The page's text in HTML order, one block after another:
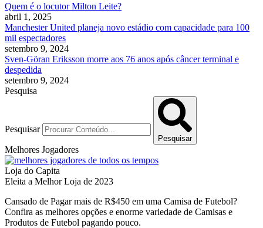
Quem é o locutor Milton Leite?
abril 1, 2025
Manchester United planeja novo estádio com capacidade para 100
mil espectadores
setembro 9, 2024
Sven-Göran Eriksson morre aos 76 anos após câncer terminal e
despedida
setembro 9, 2024
Pesquisa
Pesquisar
Pesquisar
Melhores Jogadores
Loja do Capita
Eleita a Melhor Loja de 2023
Cansado de Pagar mais de R$450 em uma Camisa de Futebol?
Confira as melhores opções e enorme variedade de Camisas e
Produtos de Futebol pagando pouco.